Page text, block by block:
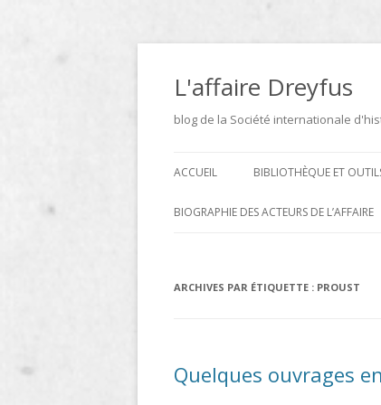
Aller
contenu
L'affaire Dreyfus
blog de la Société internationale
ACCUEIL BIBLIOTHÈQUE ET
ARCHIVES
ICONOTHÈQUE
PARLEMENTAIRES
BIOGRAPHIE DES ACTEURS DE L’AFFAIRE
DREYFUS
ARCHIVES PAR ÉTIQUETTE : PROUST
Quelques ouvrages